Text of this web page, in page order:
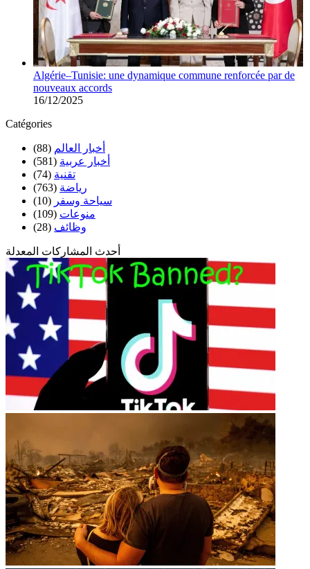
Algérie–Tunisie: une dynamique commune renforcée par de
nouveaux accords
16/12/2025
Catégories
أخبار العالم (88)
أخبار عربية (581)
تقنية (74)
رياضة (763)
سياحة وسفر (10)
منوعات (109)
وظائف (28)
أحدث المشاركات المعدلة